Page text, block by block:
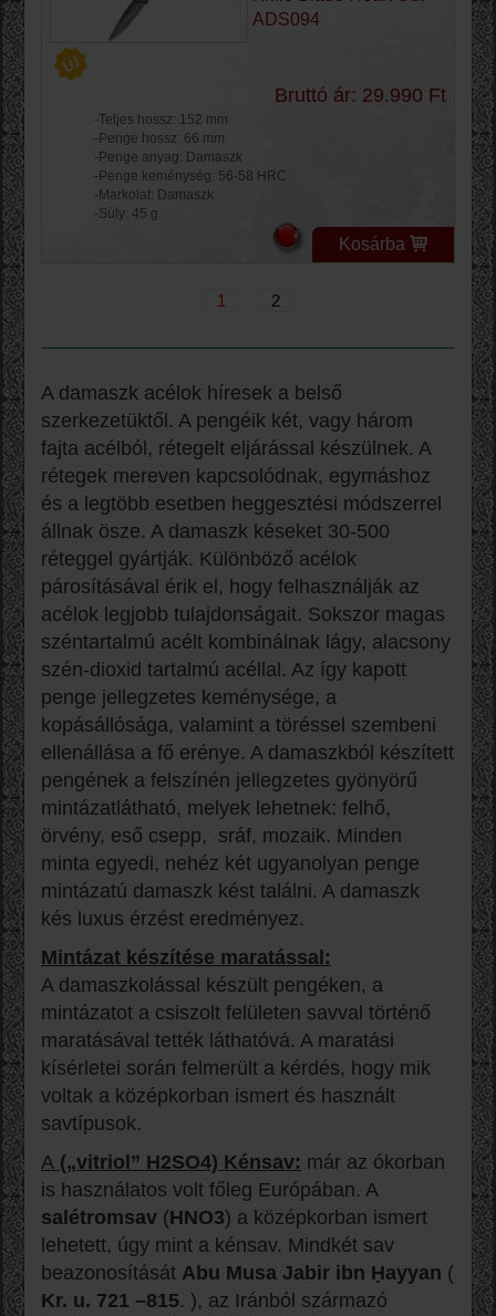
ADS094
Bruttó ár: 29.990 Ft
-Teljes hossz: 152 mm
-Penge hossz: 66 mm
-Penge anyag: Damaszk
-Penge keménység: 56-58 HRC
-Markolat: Damaszk
-Súly: 45 g
Kosárba
1 2
A damaszk acélok híresek a belső
szerkezetüktől. A pengéik két, vagy három
fajta acélból, rétegelt eljárással készülnek. A
rétegek mereven kapcsolódnak, egymáshoz
és a legtöbb esetben heggesztési módszerrel
állnak ösze. A damaszk késeket 30-500
réteggel gyártják. Különböző acélok
párosításával érik el, hogy felhasználják az
acélok legjobb tulajdonságait. Sokszor magas
széntartalmú acélt kombinálnak lágy, alacsony
szén-dioxid tartalmú acéllal. Az így kapott
penge jellegzetes keménysége, a
kopásállósága, valamint a töréssel szembeni
ellenállása a fő erénye. A damaszkból készített
pengének a felszínén jellegzetes gyönyörű
mintázatlátható, melyek lehetnek: felhő,
örvény, eső csepp,
sráf, mozaik. Minden
minta egyedi, nehéz két ugyanolyan penge
mintázatú damaszk kést találni. A damaszk
kés luxus érzést eredményez.
Mintázat készítése maratással:
A damaszkolással készült pengéken, a
mintázatot a csiszolt felületen savval történő
maratásával tették láthatóvá. A maratási
kísérletei során felmerült a kérdés, hogy mik
voltak a középkorban ismert és használt
savtípusok.
A („vitriol” H2SO4) Kénsav: már az ókorban
is használatos volt főleg Európában. A
salétromsav (HNO3) a középkorban ismert
lehetett, úgy mint a kénsav. Mindkét sav
beazonosítását Abu Musa Jabir ibn Ḥayyan (
Kr. u. 721 –815. ), az Iránból származó